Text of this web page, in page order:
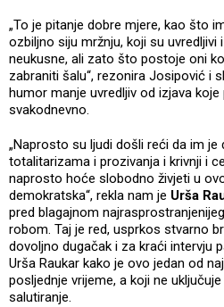
„To je pitanje dobre mjere, kao što
ozbiljno siju mržnju, koji su uvredljivi
neukusne, ali zato što postoje oni
zabraniti šalu“, rezonira Josipović i
humor manje uvredljiv od izjava
svakodnevno.
„Naprosto su ljudi došli reći da im je
totalitarizama i prozivanja i krivnji i
naprosto hoće slobodno živjeti u
demokratska“, rekla nam je Urša
pred blagajnom
robom. Taj je red, usprkos stvarno
dovoljno dugačak i za kraći intervju
Urša Raukar kako je ovo jedan od
posljednje vrijeme, a koji ne
salutiranje.